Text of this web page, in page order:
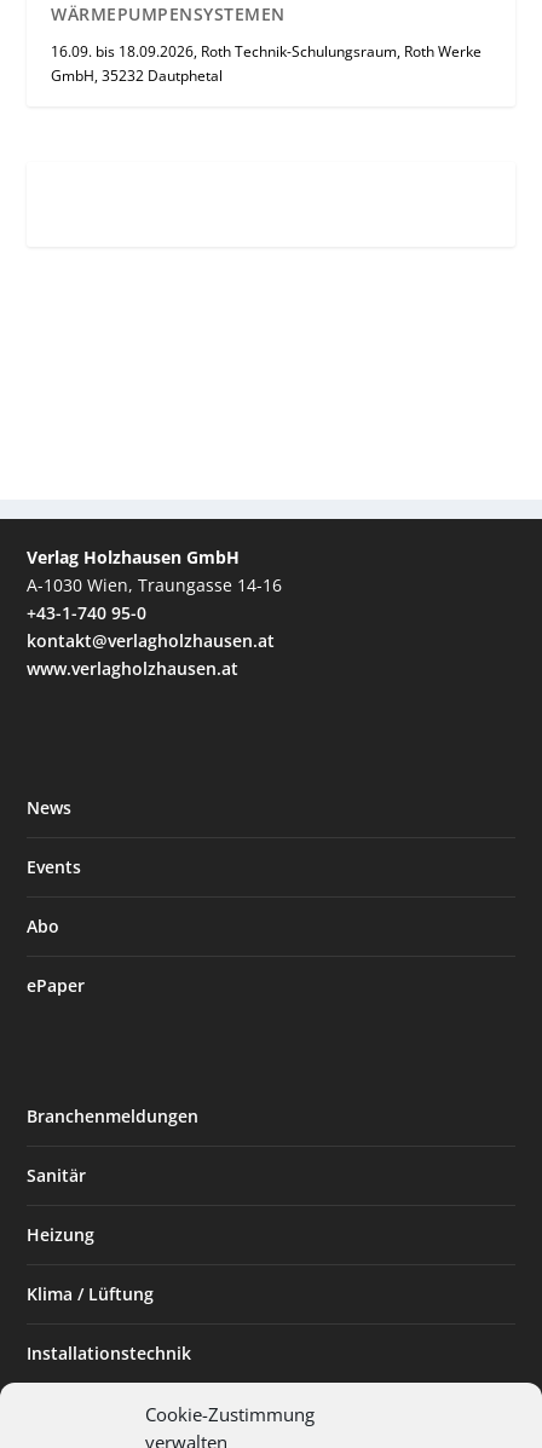
Cookie-Zustimmung
verwalten
WÄRMEPUMPENSYSTEMEN
16.09. bis 18.09.2026, Roth Technik-Schulungsraum, Roth Werke
GmbH, 35232 Dautphetal
Verlag Holzhausen GmbH
A-1030 Wien, Traungasse 14-16
+43-1-740 95-0
kontakt@verlagholzhausen.at
www.verlagholzhausen.at
News
Events
Abo
ePaper
Branchenmeldungen
Sanitär
Heizung
Klima / Lüftung
Installationstechnik
Planen & Bauen